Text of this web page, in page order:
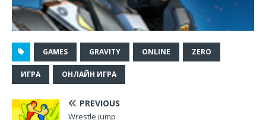
GAMES GRAVITY ONLINE ZERO
ИГРА ОНЛАЙН ИГРА
PREVIOUS
Wrestle jump